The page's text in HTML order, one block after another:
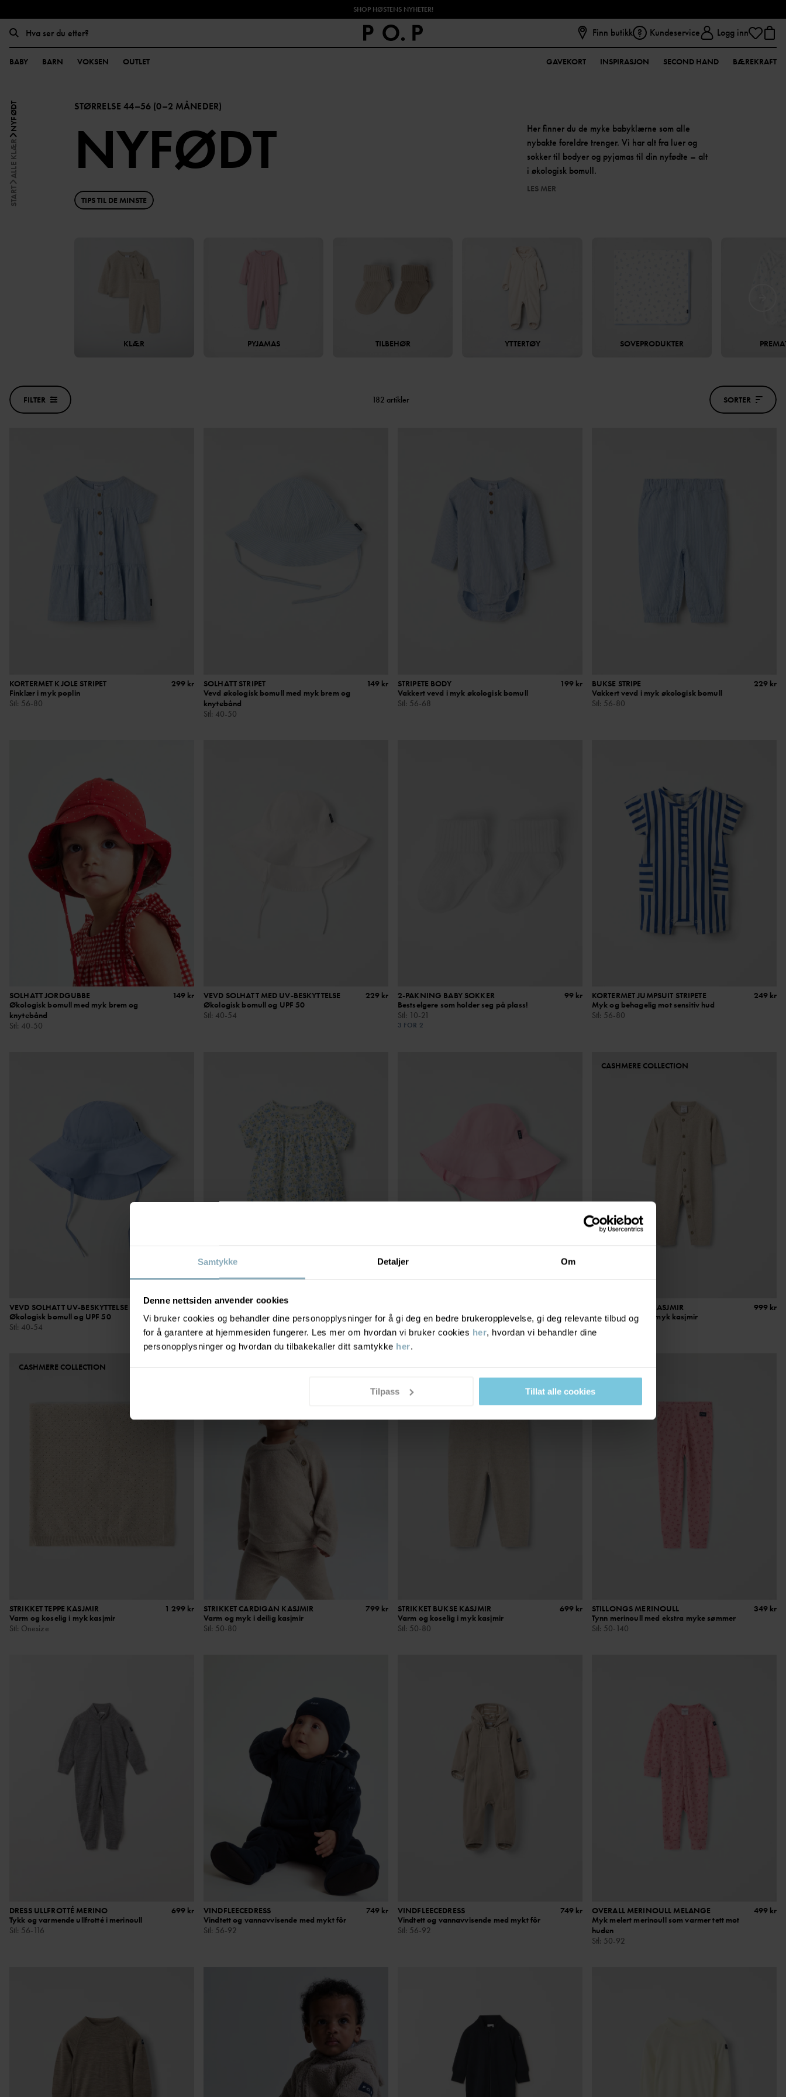
Samtykke Detaljer Om
Denne nettsiden anvender cookies
Vi bruker cookies og behandler dine personopplysninger for å gi deg en bedre brukeropplevelse, gi deg relevante tilbud og
for å garantere at hjemmesiden fungerer. Les mer om hvordan vi bruker cookies her, hvordan vi behandler dine
personopplysninger og hvordan du tilbakekaller ditt samtykke her.
Tilpass Tillat alle cookies
SHOP HØSTENS NYHETER!
Finn butikk Kundeservice Logg inn
BABY BARN VOKSEN OUTLET GAVEKORT INSPIRASJON SECOND HAND BÆREKRAFT
START
ALLE KLÆR
NYFØDT STØRRELSE 44–56 (0–2 MÅNEDER)
NYFØDT
TIPS TIL DE MINSTE
Her finner du de myke babyklærne som alle
nybakte foreldre trenger. Vi har alt fra luer og
sokker til bodyer og pyjamas til din nyfødte – alt
i økologisk bomull.
LES MER
KLÆR PYJAMAS TILBEHØR YTTERTØY SOVEPRODUKTER
FILTER 182 artikler SORTER
KORTERMET KJOLE STRIPET
Finklær i myk poplin
Stl: 56-80
299 kr
SOLHATT STRIPET
Vevd økologisk bomull med myk brem og
knytebånd
Stl: 40-50
149 kr
STRIPETE BODY
Vakkert vevd i myk økologisk bomull
Stl: 56-68
199 kr
BUKSE STRIPE
Vakkert vevd i myk økologisk bomull
Stl: 56-80
229 kr
SOLHATT JORDGUBBE
Økologisk bomull med myk brem og
knytebånd
Stl: 40-50
149 kr
VEVD SOLHATT MED UV-BESKYTTELSE
Økologisk bomull og UPF 50
Stl: 40-54
229 kr
2-PAKNING BABY SOKKER
Bestselgere som holder seg på plass!
Stl: 10-21
3 FOR 2
99 kr
KORTERMET JUMPSUIT STRIPETE
Myk og behagelig mot sensitiv hud
Stl: 56-80
249 kr
VEVD SOLHATT UV-BESKYTTELSE
Økologisk bomull og UPF 50
Stl: 40-54
229 kr
KORTERMET KJOLE BLOMSTRETE
Lett og myk i økologisk bomullsjersey
Stl: 56-80
Økologisk bomull og UPF 50
Stl: 40-54
CASHMERE COLLECTION
STRIKKET DRESS KASJMIR
Varm og koselig i myk kasjmir
999 kr
CASHMERE COLLECTION
STRIKKET TEPPE KASJMIR
Varm og koselig i myk kasjmir
Stl : Onesize
1 299 kr
STRIKKET CARDIGAN KASJMIR
Varm og myk i deilig kasjmir
Stl : 50-80
799 kr
STRIKKET BUKSE KASJMIR
Varm og koselig i myk kasjmir
Stl : 50-80
699 kr
STILLONGS MERINOULL
Tynn merinoull med ekstra myke sømmer
Stl : 50-140
349 kr
DRESS ULLFROTTÉ MERINO
Tykk og varmende ullfrotté i merinoull
Stl: 56-116
699 kr
VINDFLEECEDRESS
Vindtett og vannavvisende med mykt fôr
Stl: 56-92
749 kr
VINDFLEECEDRESS
Vindtett og vannavvisende med mykt fôr
Stl: 56-92
749 kr
OVERALL MERINOULL MELANGE
Myk melert merinoull som varmer tett mot
huden
Stl: 50-92
499 kr